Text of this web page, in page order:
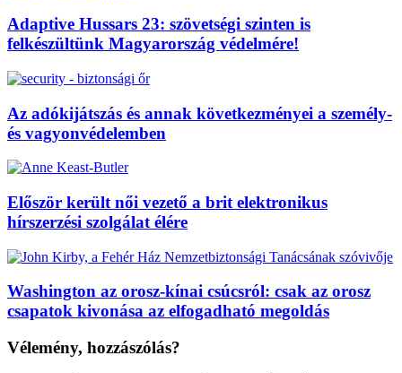
Adaptive Hussars 23: szövetségi szinten is
felkészültünk Magyarország védelmére!
Az adókijátszás és annak következményei a személy-
és vagyonvédelemben
Először került női vezető a brit elektronikus
hírszerzési szolgálat élére
Washington az orosz-kínai csúcsról: csak az orosz
csapatok kivonása az elfogadható megoldás
Vélemény, hozzászólás?